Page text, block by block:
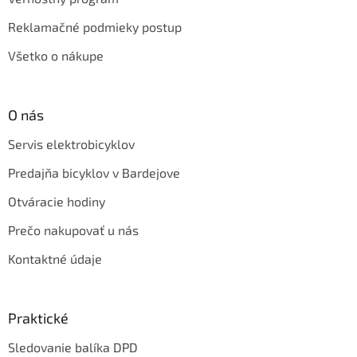
Reklamačné podmieky postup
Všetko o nákupe
O nás
Servis elektrobicyklov
Predajňa bicyklov v Bardejove
Otváracie hodiny
Prečo nakupovať u nás
Kontaktné údaje
Praktické
Sledovanie balíka DPD